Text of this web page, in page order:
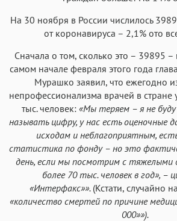
На 30 ноября в России числилось
от коронавируса – 2,1% ото
Сначала о том, сколько это – 39895
самом начале февраля этого года
Мурашко заявил, что ежегодно
непрофессионализма врачей в стране
тыс. человек: «Мы теряем – я не буду
называть цифру, у нас есть оценочные
исходам и неблагоприятным,
статистика по фонду – но это
день, если мы посмотрим с тяжелыми
более 70 тыс. человек в год», –
«Интерфакс»». (Кстати, случайно
«количество смертей по причине
000»»).